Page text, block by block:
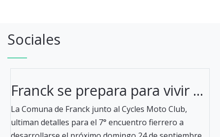
Sociales
Franck se prepara para vivir ...
La Comuna de Franck junto al Cycles Moto Club,
ultiman detalles para el 7° encuentro fierrero a